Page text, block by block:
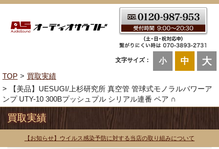
文字サイズ： 小 中 大
TOP
買取実績
【美品】UESUGI/上杉研究所 真空管 管球式モノラルパワーア
ンプ UTY-10 300Bプッシュプル シリアル連番 ペア ∩
買取実績
【お知らせ】ウイルス感染予防に対する当店の取り組みについて